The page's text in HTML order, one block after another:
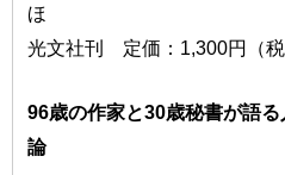
ほ
光文社刊 定価：1,300円（税
96歳の作家と30歳秘書が語
論